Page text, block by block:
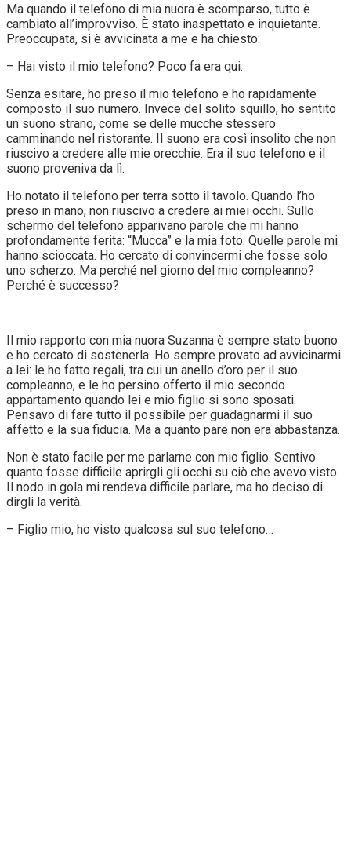
Ma quando il telefono di mia nuora è scomparso, tutto è
cambiato all’improvviso. È stato inaspettato e inquietante.
Preoccupata, si è avvicinata a me e ha chiesto:
– Hai visto il mio telefono? Poco fa era qui.
Senza esitare, ho preso il mio telefono e ho rapidamente
composto il suo numero. Invece del solito squillo, ho sentito
un suono strano, come se delle mucche stessero
camminando nel ristorante. Il suono era così insolito che non
riuscivo a credere alle mie orecchie. Era il suo telefono e il
suono proveniva da lì.
Ho notato il telefono per terra sotto il tavolo. Quando l’ho
preso in mano, non riuscivo a credere ai miei occhi. Sullo
schermo del telefono apparivano parole che mi hanno
profondamente ferita: “Mucca” e la mia foto. Quelle parole mi
hanno scioccata. Ho cercato di convincermi che fosse solo
uno scherzo. Ma perché nel giorno del mio compleanno?
Perché è successo?
Il mio rapporto con mia nuora Suzanna è sempre stato buono
e ho cercato di sostenerla. Ho sempre provato ad avvicinarmi
a lei: le ho fatto regali, tra cui un anello d’oro per il suo
compleanno, e le ho persino offerto il mio secondo
appartamento quando lei e mio figlio si sono sposati.
Pensavo di fare tutto il possibile per guadagnarmi il suo
affetto e la sua fiducia. Ma a quanto pare non era abbastanza.
Non è stato facile per me parlarne con mio figlio. Sentivo
quanto fosse difficile aprirgli gli occhi su ciò che avevo visto.
Il nodo in gola mi rendeva difficile parlare, ma ho deciso di
dirgli la verità.
– Figlio mio, ho visto qualcosa sul suo telefono…